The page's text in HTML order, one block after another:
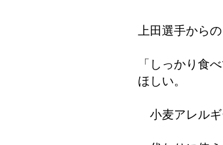
上田選手から
「しっかり食
ほしい。
小麦アレルギ